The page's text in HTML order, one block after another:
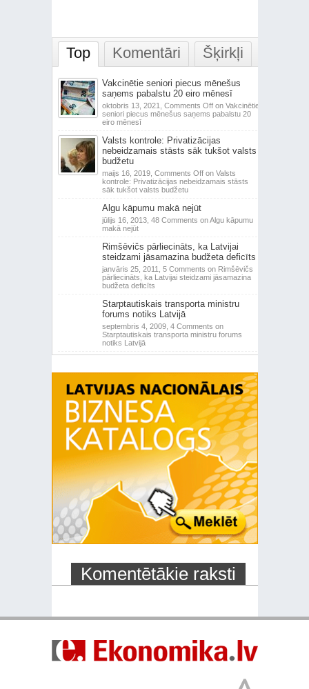
Top Komentāri Šķirkļi
Vakcinētie seniori piecus mēnešus
saņems pabalstu 20 eiro mēnesī
oktobris 13, 2021, Comments Offon Vakcinētie
seniori piecus mēnešus saņems pabalstu 20
eiro mēnesī
Valsts kontrole: Privatizācijas
nebeidzamais stāsts sāk tukšot valsts
budžetu
maijs 16, 2019, Comments Offon Valsts
kontrole: Privatizācijas nebeidzamais stāsts
sāk tukšot valsts budžetu
Algu kāpumu makā nejūt
jūlijs 16, 2013, 48 Comments on Algu kāpumu
makā nejūt
Rimšēvičs pārliecināts, ka Latvijai
steidzami jāsamazina budžeta deficīts
janvāris 25, 2011, 5 Comments on Rimšēvičs
pārliecināts, ka Latvijai steidzami jāsamazina
budžeta deficīts
Starptautiskais transporta ministru
forums notiks Latvijā
septembris 4, 2009, 4 Comments on
Starptautiskais transporta ministru forums
notiks Latvijā
Komentētākie raksti